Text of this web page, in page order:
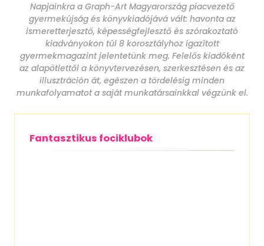
Napjainkra a Graph-Art Magyarország piacvezető
gyermekújság és könyvkiadójává vált: havonta az
ismeretterjesztő, képességfejlesztő és szórakoztató
kiadványokon túl 8 korosztályhoz igazított
gyermekmagazint jelentetünk meg. Felelős kiadóként
az alapötlettől a könyvtervezésen, szerkesztésen és az
illusztráción át, egészen a tördelésig minden
munkafolyamatot a saját munkatársainkkal végzünk el.
Fantasztikus fociklubok